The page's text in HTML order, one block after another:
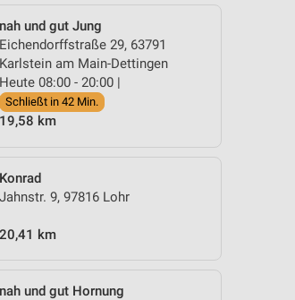
nah und gut Jung
Eichendorffstraße 29, 63791
Karlstein am Main-Dettingen
Heute 08:00 - 20:00 |
Schließt in 42 Min.
19,58 km
Konrad
Jahnstr. 9, 97816 Lohr
20,41 km
nah und gut Hornung